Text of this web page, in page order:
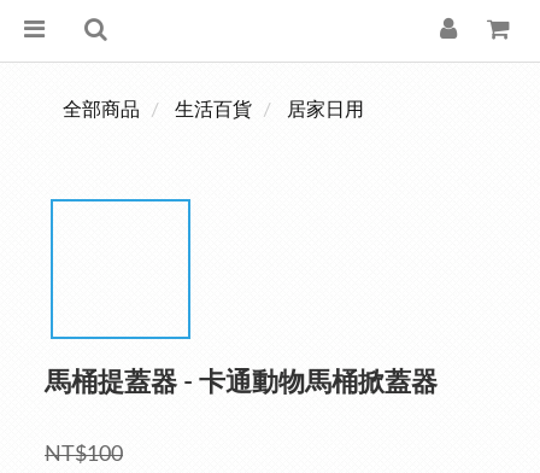
全部商品 生活百貨 居家日用
馬桶提蓋器 - 卡通動物馬桶掀蓋器
NT$100